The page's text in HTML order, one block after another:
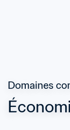
Domaines